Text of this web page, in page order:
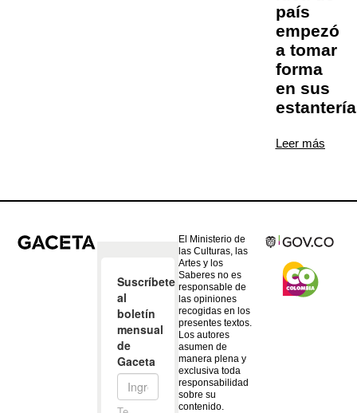
país
empezó
a tomar
forma
en sus
Leer más
El Ministerio de
las Culturas, las
Artes y los
Saberes no es
responsable de
las opiniones
recogidas en los
presentes textos.
Los autores
asumen de
manera plena y
exclusiva toda
responsabilidad
sobre su
contenido.